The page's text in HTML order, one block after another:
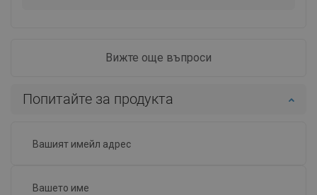
Вижте още въпроси
Попитайте за продукта